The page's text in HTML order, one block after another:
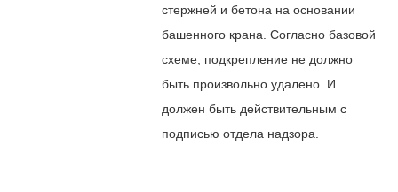
стержней и бетона на основании
башенного крана. Согласно базовой
схеме, подкрепление не должно
быть произвольно удалено. И
должен быть действительным с
подписью отдела надзора.